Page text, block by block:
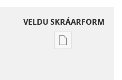
VELDU SKRÁARFORM
Möguleikar